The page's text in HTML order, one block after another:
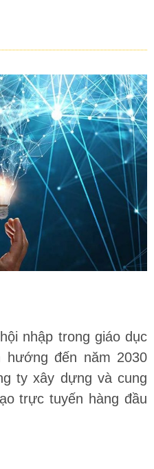
nhập trong giáo dục
hướng đến năm 2030
ty xây dựng và cung
trực tuyến hàng đầu